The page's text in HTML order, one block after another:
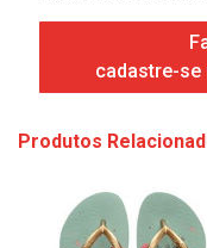
cadastre-se
Produtos